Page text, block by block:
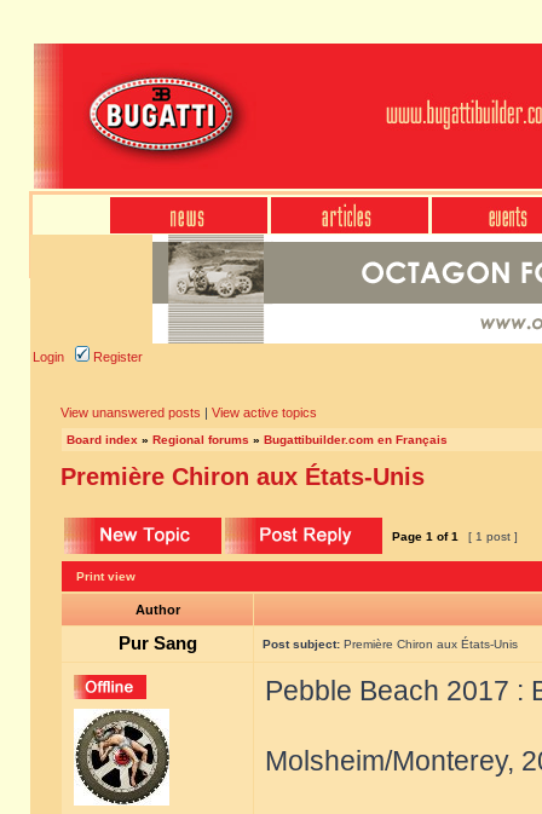
Login Register
View unanswered posts | View active topics
Board index » Regional forums » Bugattibuilder.com en Français
Première Chiron aux États-Unis
Page 1 of1 [ 1 post ]
Print view
Author
Pur Sang Post subject: Première Chiron aux États-Unis
Pebble Beach 2017 :
Molsheim/Monterey,